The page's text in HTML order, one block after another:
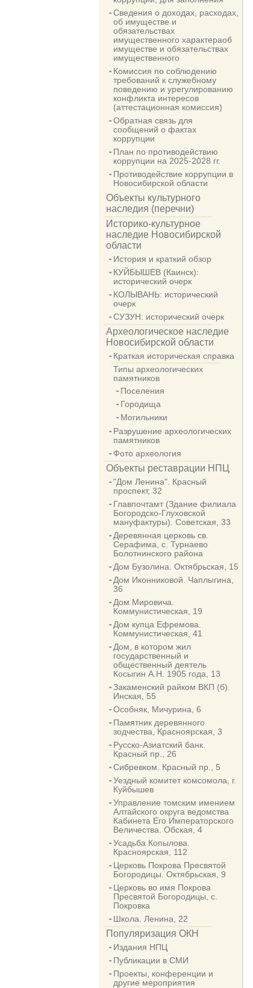
Сведения о доходах, расходах,
об имуществе и
обязательствах
имущественного характераоб
имуществе и обязательствах
имущественного
Комиссия по соблюдению
требований к служебному
поведению и урегулированию
конфликта интересов
(аттестационная комиссия)
Обратная связь для
сообщений о фактах
коррупции
План по противодействию
коррупции на 2025-2028 гг.
Противодействие коррупции в
Новосибирской области
Объекты культурного
наследия (перечни)
Историко-культурное
наследие Новосибирской
области
История и краткий обзор
КУЙБЫШЕВ (Каинск):
исторический очерк
КОЛЫВАНЬ: исторический
очерк
СУЗУН: исторический очерк
Археологическое наследие
Новосибирской области
Краткая историческая справка
Типы археологических
памятников
Поселения
Городища
Могильники
Разрушение археологических
памятников
Фото археология
Объекты реставрации НПЦ
"Дом Ленина". Красный
проспект, 32
Главпочтамт (Здание филиала
Богородско-Глуховской
мануфактуры). Советская, 33
Деревянная церковь св.
Серафима, с. Турнаево
Болотнинского района
Дом Бузолина. Октябрьская, 15
Дом Иконниковой. Чаплыгина,
36
Дом Мировича.
Коммунистическая, 19
Дом купца Ефремова.
Коммунистическая, 41
Дом, в котором жил
государственный и
общественный деятель
Косыгин А.Н. 1905 года, 13
Закаменский райком ВКП (б).
Инская, 55
Особняк, Мичурина, 6
Памятник деревянного
зодчества, Красноярская, 3
Русско-Азиатский банк.
Красный пр., 26
Сибревком. Красный пр., 5
Уездный комитет комсомола, г.
Куйбышев
Управление томским имением
Алтайского округа ведомства
Кабинета Его Императорского
Величества. Обская, 4
Усадьба Копылова.
Красноярская, 112
Церковь Покрова Пресвятой
Богородицы. Октябрьская, 9
Церковь во имя Покрова
Пресвятой Богородицы, с.
Покровка
Школа. Ленина, 22
Популяризация ОКН
Издания НПЦ
Публикации в СМИ
Проекты, конференции и
другие мероприятия